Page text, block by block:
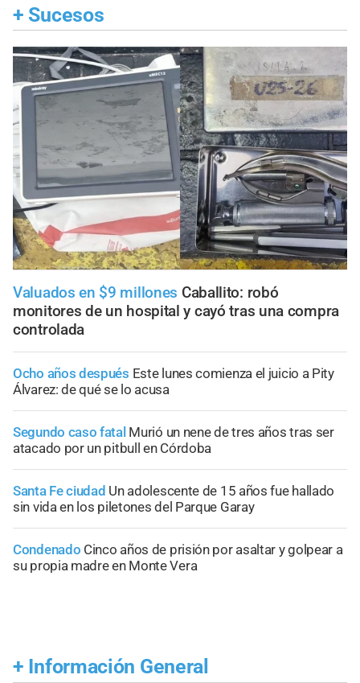
+ Sucesos
Valuados en $9 millones Caballito: robó
monitores de un hospital y cayó tras una compra
controlada
Ocho años después Este lunes comienza el juicio a Pity
Álvarez: de qué se lo acusa
Segundo caso fatal Murió un nene de tres años tras ser
atacado por un pitbull en Córdoba
Santa Fe ciudad Un adolescente de 15 años fue hallado
sin vida en los piletones del Parque Garay
Condenado Cinco años de prisión por asaltar y golpear a
su propia madre en Monte Vera
+ Información General